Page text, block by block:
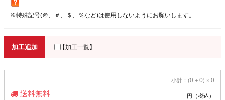
※特殊記号(＠、＃、＄、％など)は使用しないようにお願いします。
加工追加 【加工一覧】
小計：(0 + 0) × 0
送料無料 円（税込）